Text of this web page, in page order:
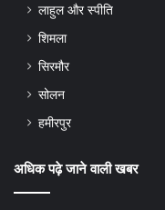
लाहुल और स्पीति
शिमला
सिरमौर
सोलन
हमीरपुर
अधिक पढ़े जाने वाली खबर